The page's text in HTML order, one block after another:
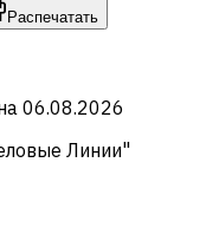
Распечатать
06.08.2026
Линии"